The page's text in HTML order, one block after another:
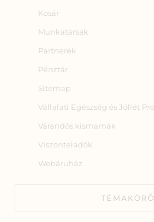
Kosár
Munkatársak
Partnerek
Pénztár
Sitemap
Vállalati Egészség és Jóllét
Várandós kismamák
Viszonteladók
Webáruház